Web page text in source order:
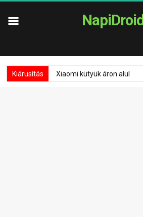
NapiDroid
Kiárusítás Xiaomi kütyük áron alul